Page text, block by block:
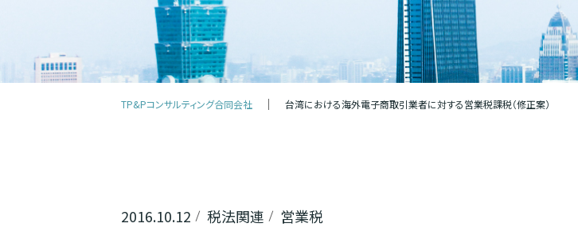
TP&Pコンサルティング合同会社 台湾における海外電子商取引業者に対する営業税課税（修正案）
2016.10.12 税法関連 営業税